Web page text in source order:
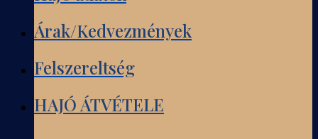
Árak/Kedvezmények
Felszereltség
HAJÓ ÁTVÉTELE